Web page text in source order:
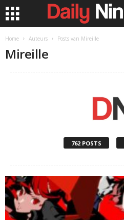
Home Auteurs Posts van Mireille
Mireille
762 POSTS